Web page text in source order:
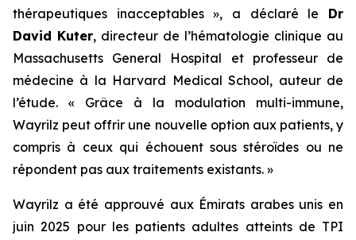
thérapeutiques inacceptables », a déclaré le Dr
David Kuter, directeur de l’hématologie clinique au
Massachusetts General Hospital et professeur de
médecine à la Harvard Medical School, auteur de
l’étude. « Grâce à la modulation multi-immune,
Wayrilz peut offrir une nouvelle option aux patients, y
compris à ceux qui échouent sous stéroïdes ou ne
répondent pas aux traitements existants. »
Wayrilz a été approuvé aux Émirats arabes unis en
juin 2025 pour les patients adultes atteints de TPI